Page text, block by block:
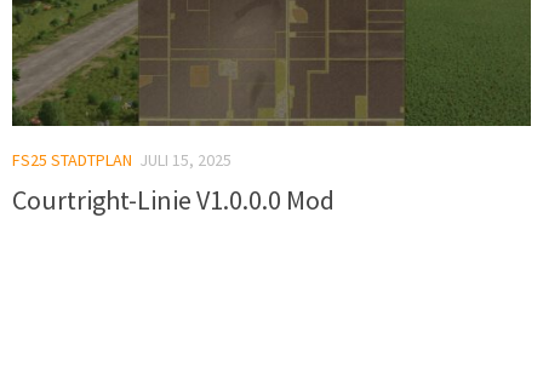
FS25 STADTPLAN JULI 15, 2025
Courtright-Linie V1.0.0.0 Mod